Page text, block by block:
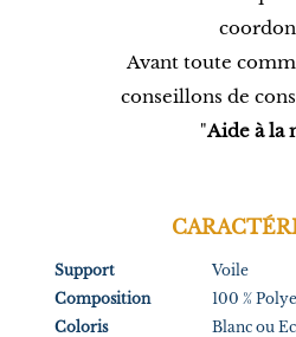
Avant toute
conseillons de
"Aide à la
Support
Composition
Coloris
Voile
100 %
Blanc ou